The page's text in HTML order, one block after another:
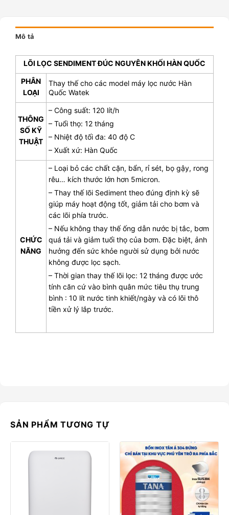
Mô tả
LÕI LỌC SENDIMENT ĐÚC NGUYÊN KHỐI HÀN QUỐC
PHÂN
LOẠI
Thay thế cho các model máy lọc nước Hàn
Quốc Watek
THÔNG
SỐ KỸ
THUẬT
– Công suất: 120 lít/h
– Tuổi thọ: 12 tháng
– Nhiệt độ tối đa: 40 độ C
– Xuất xứ: Hàn Quốc
CHỨC
NĂNG
– Loại bỏ các chất cặn, bẩn, rỉ sét, bọ gậy, rong
rêu… kích thước lớn hơn 5micron.
– Thay thế lõi Sediment theo đúng định kỳ sẽ
giúp máy hoạt động tốt, giảm tải cho bơm và
các lõi phía trước.
– Nếu không thay thế ống dẫn nước bị tắc, bơm
quá tải và giảm tuổi thọ của bơm. Đặc biệt, ảnh
hưởng đến sức khỏe người sử dụng bởi nước
không được lọc sạch.
– Thời gian thay thế lõi lọc: 12 tháng được ước
tính căn cứ vào bình quân mức tiêu thụ trung
bình : 10 lít nước tinh khiết/ngày và có lõi thô
tiền xử lý lắp trước.
SẢN PHẨM TƯƠNG TỰ